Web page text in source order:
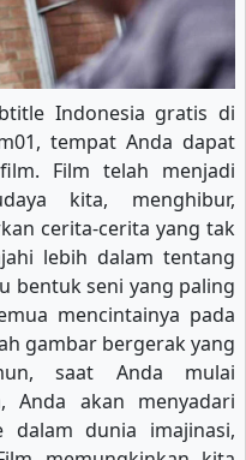
Indonesia gratis di
tempat Anda dapat
Film telah menjadi
kita, menghibur,
cerita-cerita yang tak
lebih dalam tentang
bentuk seni yang paling
mencintainya pada
gambar bergerak yang
saat Anda mulai
Anda akan menyadari
dunia imajinasi,